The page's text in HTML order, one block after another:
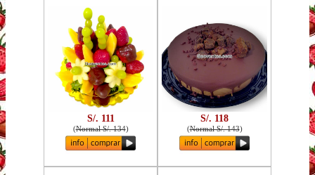
S/. 111
(Normal S/. 134)
S/. 118
(Normal S/. 143)